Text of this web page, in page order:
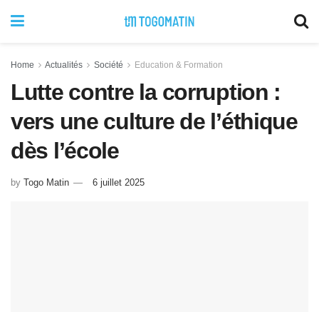
Home Actualités Société Education & Formation
Lutte contre la corruption :
vers une culture de l’éthique
dès l’école
by Togo Matin 6 juillet 2025